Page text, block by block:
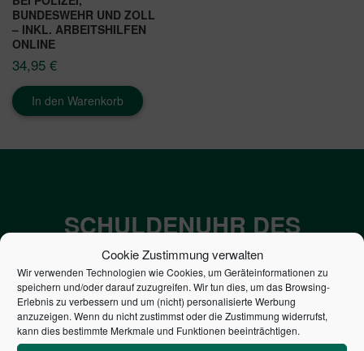
Cookie Zustimmung verwalten
Wir verwenden Technologien wie Cookies, um Geräteinformationen zu
speichern und/oder darauf zuzugreifen. Wir tun dies, um das Browsing-
Erlebnis zu verbessern und um (nicht) personalisierte Werbung
anzuzeigen. Wenn du nicht zustimmst oder die Zustimmung widerrufst,
kann dies bestimmte Merkmale und Funktionen beeinträchtigen.
BUNDESWEHR UND ZOLL
– INKL. ARBEITSHILFEN
ONLINE
34,95 €
In den Warenkorb
SCHULDENUHR DES
BUNDES DER
STEUERZAHLER
7,052€